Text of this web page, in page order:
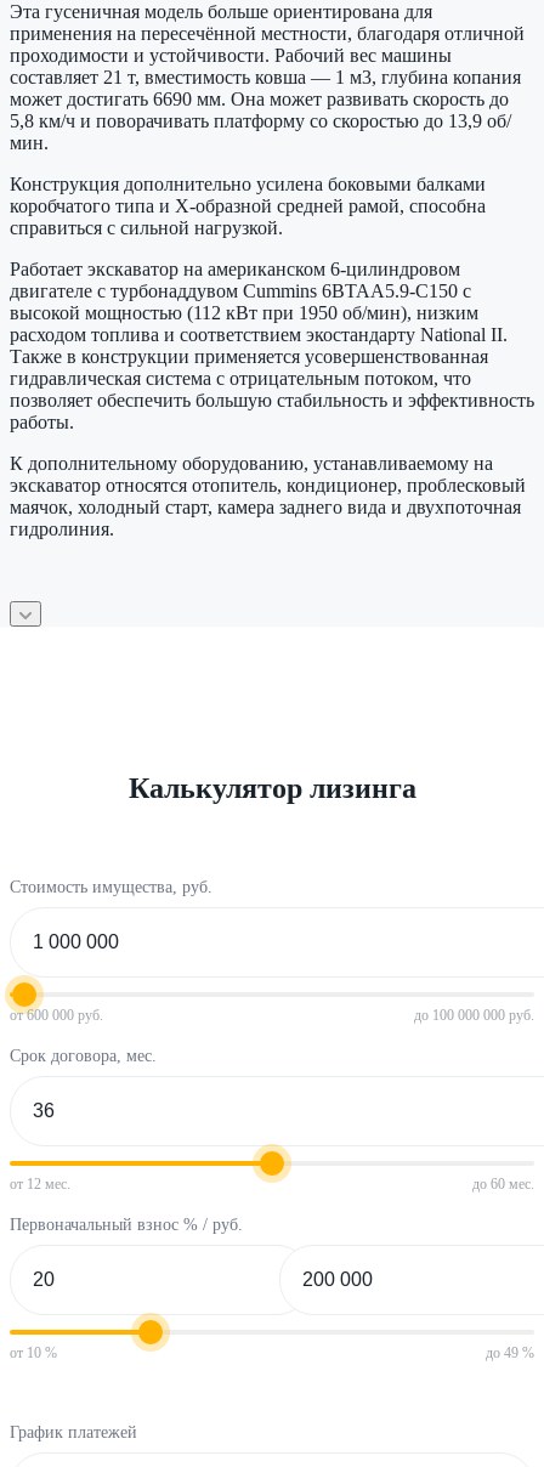
Эта гусеничная модель больше ориентирована для
применения на пересечённой местности, благодаря отличной
проходимости и устойчивости. Рабочий вес машины
составляет 21 т, вместимость ковша — 1 м3, глубина копания
может достигать 6690 мм. Она может развивать скорость до
5,8 км/ч и поворачивать платформу со скоростью до 13,9 об/
мин.
Конструкция дополнительно усилена боковыми балками
коробчатого типа и Х-образной средней рамой, способна
справиться с сильной нагрузкой.
Работает экскаватор на американском 6-цилиндровом
двигателе с турбонаддувом Cummins 6BTAA5.9-C150 с
высокой мощностью (112 кВт при 1950 об/мин), низким
расходом топлива и соответствием экостандарту National II.
Также в конструкции применяется усовершенствованная
гидравлическая система с отрицательным потоком, что
позволяет обеспечить большую стабильность и эффективность
работы.
К дополнительному оборудованию, устанавливаемому на
экскаватор относятся отопитель, кондиционер, проблесковый
маячок, холодный старт, камера заднего вида и двухпоточная
гидролиния.
Калькулятор лизинга
Стоимость имущества, руб.
от 600 000 руб. до 100 000 000 руб.
Срок договора, мес.
от 12 мес. до 60 мес.
Первоначальный взнос % / руб.
от 10 % до 49 %
График платежей